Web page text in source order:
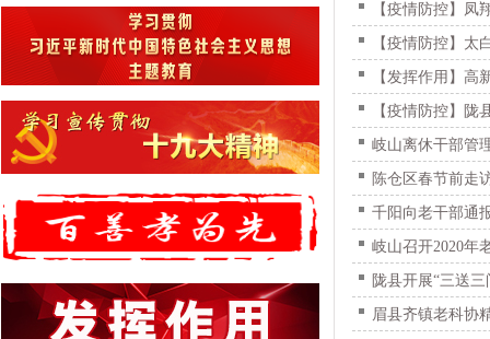
【疫情防控】
【疫情防控】太
【发挥作用】高
【疫情防控】陇
岐山离休干部管
陈仓区春节前走
千阳向老干部通
岐山召开2020年
陇县开展“三送
眉县齐镇老科协